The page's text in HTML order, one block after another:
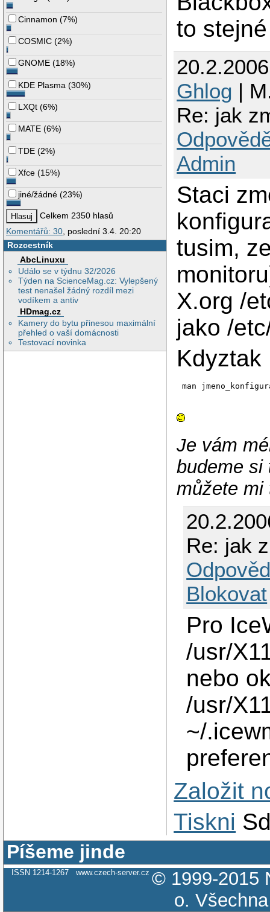
Cinnamon (7%)
COSMIC (2%)
GNOME (18%)
KDE Plasma (30%)
LXQt (6%)
MATE (6%)
TDE (2%)
Xfce (15%)
jiné/žádné (23%)
Celkem 2350 hlasů
Komentářů: 30 , poslední 3.4. 20:20
Rozcestník
AbcLinuxu
Událo se v týdnu 32/2026
Týden na ScienceMag.cz: Vylepšený
test nenašel žádný rozdíl mezi
vodíkem a antiv
HDmag.cz
Kamery do bytu přinesou maximální
přehled o vaší domácnosti
Testovací novinka
to
Ghlog |
Re: jak
Admin
Staci
tusim,
X.org /
jako /
Kdyztak
man
Je vám
budeme si
můžete mi
Re: jak
Blokovat
Pro
/usr/
nebo
/usr/
~/
Založit
Tiskni
Píšeme jinde
ISSN 1214-1267 www.czech-server.cz © 1999-2015
o.